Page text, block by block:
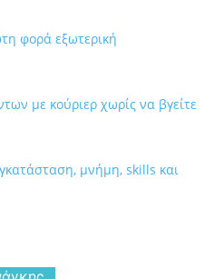
φορά εξωτερική
με κούριερ χωρίς να βγείτε
μνήμη, skills και